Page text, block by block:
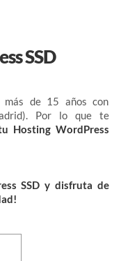
SSD
más de 15 años con
Por lo que te
Hosting WordPress
SSD y disfruta de